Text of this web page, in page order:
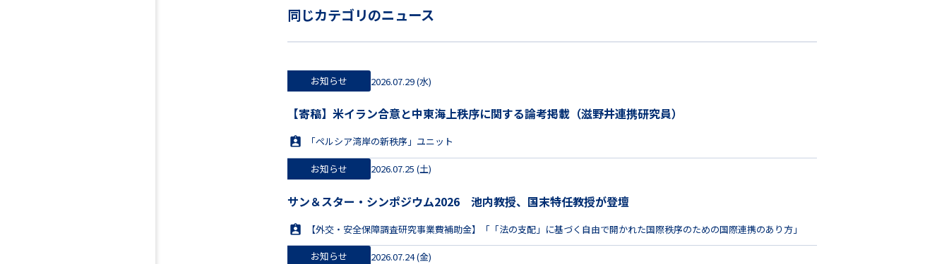
同じカテゴリのニュース
お知らせ 2026.07.29 (水)
【寄稿】米イラン合意と中東海上秩序に関する論考掲載（滋野井連携研究員）
「ペルシア湾岸の新秩序」ユニット
お知らせ 2026.07.25 (土)
サン＆スター・シンポジウム2026 池内教授、国末特任教授が登壇
【外交・安全保障調査研究事業費補助金】「「法の支配」に基づく自由で開かれた国際秩序のための国際連携のあり方」
お知らせ 2026.07.24 (金)